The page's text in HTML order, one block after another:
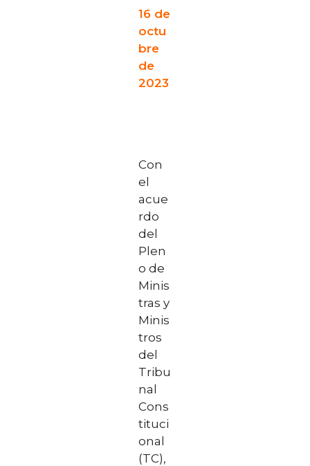
16 de
octu
bre
de
2023
Con
el
acue
rdo
del
Plen
o de
Minis
tras y
Minis
tros
del
Tribu
nal
Cons
tituci
onal
(TC),